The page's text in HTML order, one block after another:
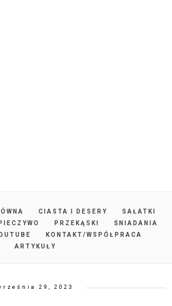
CIASTA I DESERY
SAŁATKI
PIECZYWO PRZEKĄSKI
ŚNIADANIA
KONTAKT/WSPÓŁPRACA
ARTYKUŁY
29, 2023